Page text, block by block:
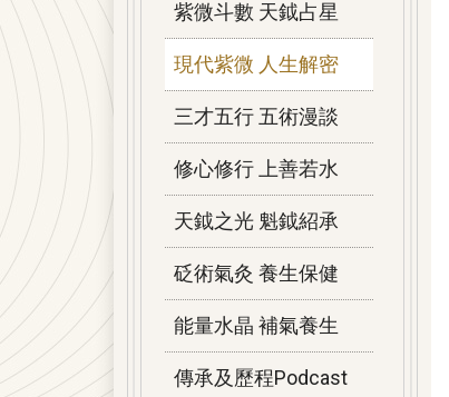
紫微斗數 天鉞占星
現代紫微 人生解密
三才五行 五術漫談
修心修行 上善若水
天鉞之光 魁鉞紹承
砭術氣灸 養生保健
能量水晶 補氣養生
傳承及歷程Podcast